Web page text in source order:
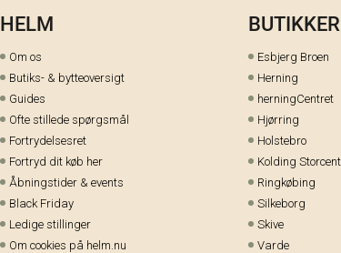
HELM
Om os
Butiks- & bytteoversigt
Guides
Ofte stillede spørgsmål
Fortrydelsesret
Fortryd dit køb her
Åbningstider & events
Black Friday
Ledige stillinger
Om cookies på helm.nu
BUTIKKER
Esbjerg Broen
Herning
herningCentret
Hjørring
Holstebro
Kolding
Ringkøbing
Silkeborg
Skive
Varde